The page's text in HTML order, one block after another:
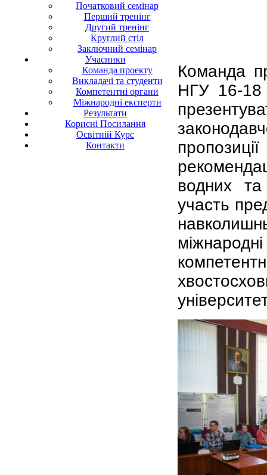
Початковий семінар
Перший тренінг
Другий тренінг
Круглий стіл
Заключний семінар
Учасники
Команда проекту
Викладачі та студенти
Компетентні органи
Міжнародні експерти
Результати
Корисні Посилання
Освітній Курс
Контакти
Команда
НГУ 16-18
водних
участь